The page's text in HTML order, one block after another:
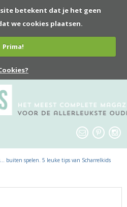
betekent dat je het geen
we cookies plaatsen.
Prima!
buiten spelen. 5 leuke tips van Scharrelkids